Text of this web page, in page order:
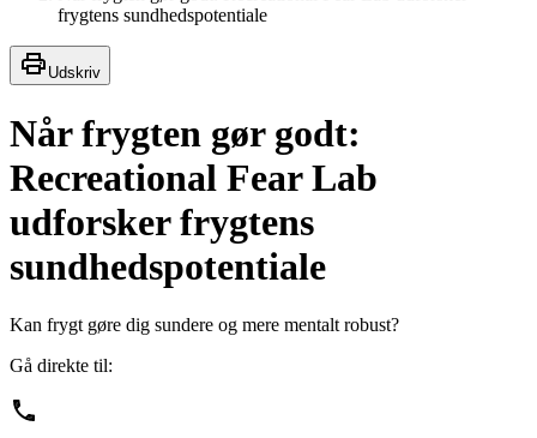
frygtens sundhedspotentiale
Udskriv
Når frygten gør godt:
Recreational Fear Lab
udforsker frygtens
sundhedspotentiale
Kan frygt gøre dig sundere og mere mentalt robust?
Gå direkte til: